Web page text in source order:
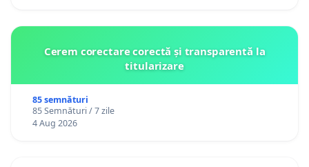
Cerem corectare corectă și transparentă la
titularizare
85 semnături
85 Semnături / 7 zile
4 Aug 2026